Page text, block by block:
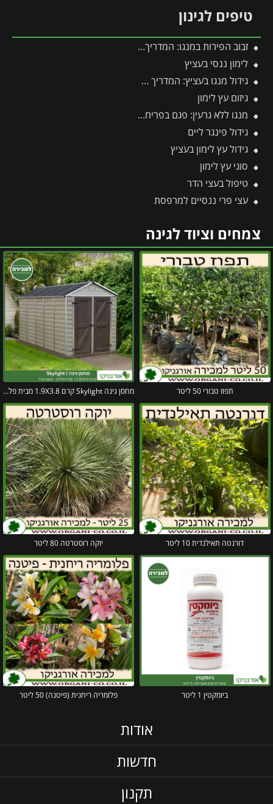
טיפים לגינון
זבוב הפירות במנגו: המדריך המלא להגנה על היבול מפני עקיצות וריקבון
לימון ננסי בעציץ
גידול מנגו בעציץ: המדריך המלא למקסום פרי במרפסת ובגינה
גיזום עץ לימון
מנגו ללא גרעין: פגם בפריחה או יתרון אקזוטי?
גידול פינגר ליים
גידול עץ לימון בעציץ
סוגי עץ לימון
טיפול בעצי הדר
עצי פרי ננסיים למרפסת
צמחים וציוד לגינה
תפוז טבורי 50 ליטר מחסן גינה Skylight קרם 1.9X3.8 מבית פלרם – קנופיה
דורנטה תאילנדית 10 ליטר יוקה רוסטרטה 80 ליטר
ביומקטין 1 ליטר פלומריה ריחנית (פיטנה) 50 ליטר
אודות
חדשות
תקנון